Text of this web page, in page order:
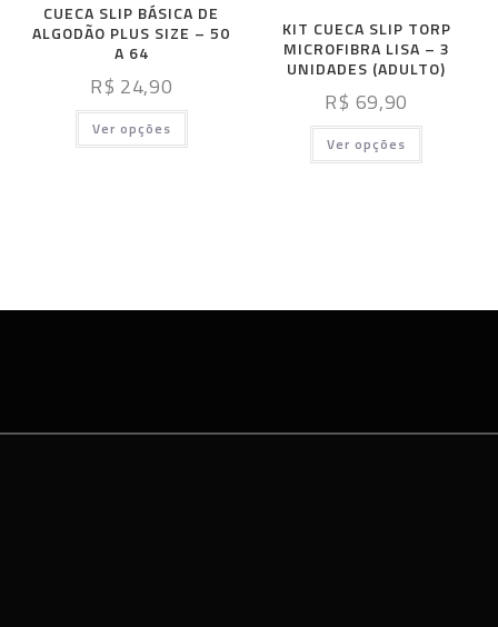
CUECA SLIP BÁSICA DE
ALGODÃO PLUS SIZE – 50
A 64
R$ 24,90
Ver opções
KIT CUECA SLIP TORP
MICROFIBRA LISA – 3
UNIDADES (ADULTO)
R$ 69,90
Ver opções